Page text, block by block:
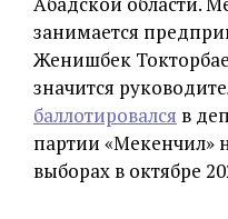
занимается
Женишбек
значится
баллотировался в
партии «Мекенчил»
выборах в октябре